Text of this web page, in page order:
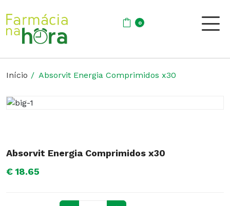
0
Início Absorvit Energia Comprimidos x30
Absorvit Energia Comprimidos x30
€ 18.65